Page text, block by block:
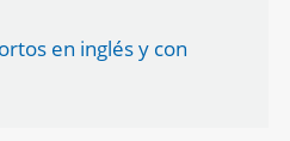
en inglés y con